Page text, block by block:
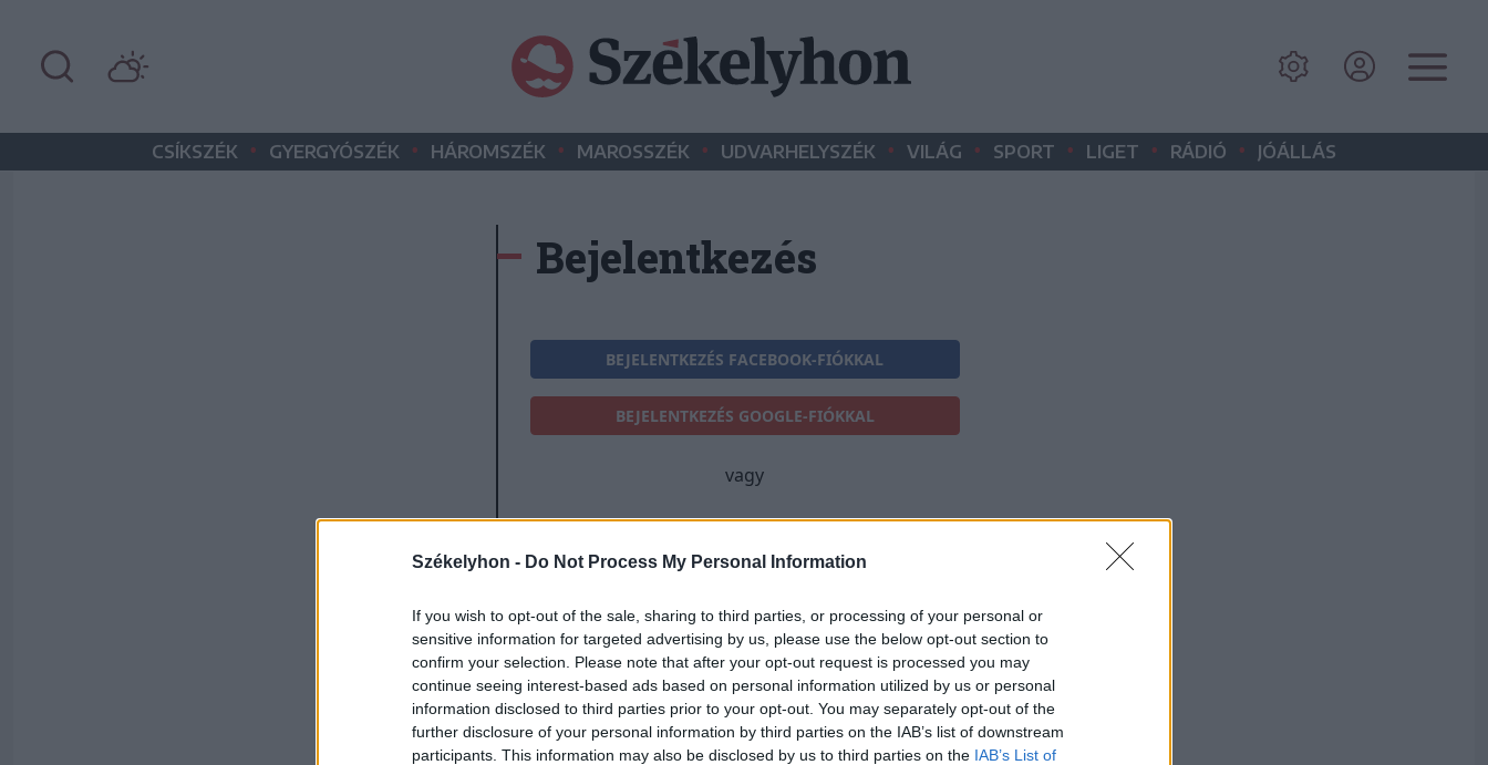
Székelyhon - Do Not Process My Personal Information
If you wish to opt-out of the sale, sharing to third parties, or processing of your personal or
sensitive information for targeted advertising by us, please use the below opt-out section to
confirm your selection. Please note that after your opt-out request is processed you may
continue seeing interest-based ads based on personal information utilized by us or personal
information disclosed to third parties prior to your opt-out. You may separately opt-out of the
further disclosure of your personal information by third parties on the IAB’s list of downstream
participants. This information may also be disclosed by us to third parties on the IAB’s List of
CSÍKSZÉK • GYERGYÓSZÉK • HÁROMSZÉK • MAROSSZÉK • UDVARHELYSZÉK • VILÁG • SPORT • LIGET • RÁDIÓ • JÓÁLLÁS
Bejelentkezés
BEJELENTKEZÉS FACEBOOK-FIÓKKAL
BEJELENTKEZÉS GOOGLE-FIÓKKAL
vagy
E-mail-cím
Jelszó
Elfelejtette a jelszavát?